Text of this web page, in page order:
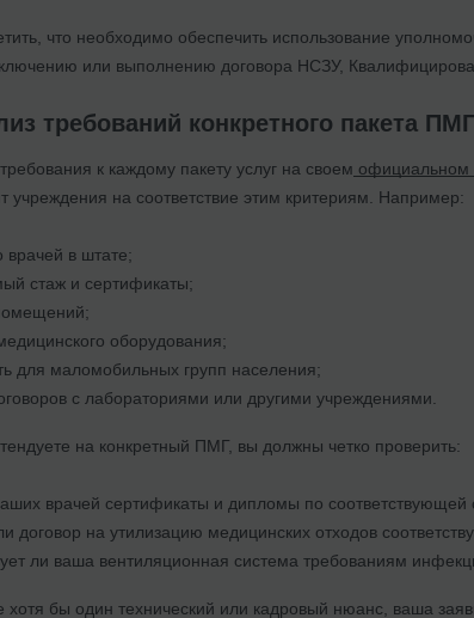
что необходимо обеспечить использование
или выполнению договора НСЗУ,
требований конкретного пакета ПМГ
к каждому пакету услуг на своем официальном
учреждения на соответствие этим критериям. Например:
врачей в штате;
стаж и сертификаты;
оборудования;
для маломобильных групп населения;
с лабораториями или другими учреждениями.
на конкретный ПМГ, вы должны четко проверить:
врачей сертификаты и дипломы по соответствующей
договор на утилизацию медицинских отходов
ли ваша вентиляционная система требованиям
хотя бы один технический или кадровый нюанс, ваша